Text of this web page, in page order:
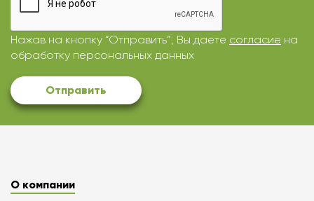
Нажав на кнопку “Отправить”, Вы даете согласие на
обработку персональных данных
Отправить
О компании